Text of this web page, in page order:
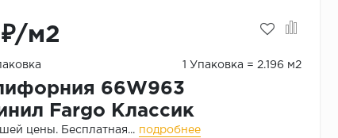
м2
1 Упаковка = 2.196 м2
66W963
Fargo Классик
цены. Бесплатная... подробнее